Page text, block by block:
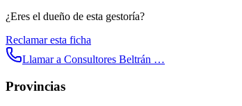
¿Eres el dueño de esta gestoría?
Reclamar esta ficha
Llamar a Consultores Beltrán …
Provincias